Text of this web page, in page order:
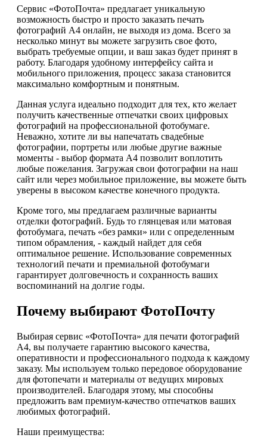
Сервис «ФотоПочта» предлагает уникальную
возможность быстро и просто заказать печать
фотографий А4 онлайн, не выходя из дома. Всего за
несколько минут вы можете загрузить свое фото,
выбрать требуемые опции, и ваш заказ будет принят в
работу. Благодаря удобному интерфейсу сайта и
мобильного приложения, процесс заказа становится
максимально комфортным и понятным.
Данная услуга идеально подходит для тех, кто желает
получить качественные отпечатки своих цифровых
фотографий на профессиональной фотобумаге.
Неважно, хотите ли вы напечатать свадебные
фотографии, портреты или любые другие важные
моменты - выбор формата А4 позволит воплотить
любые пожелания. Загружая свои фотографии на наш
сайт или через мобильное приложение, вы можете быть
уверены в высоком качестве конечного продукта.
Кроме того, мы предлагаем различные варианты
отделки фотографий. Будь то глянцевая или матовая
фотобумага, печать «без рамки» или с определенным
типом обрамления, - каждый найдет для себя
оптимальное решение. Использование современных
технологий печати и премиальной фотобумаги
гарантирует долговечность и сохранность ваших
воспоминаний на долгие годы.
Почему выбирают ФотоПочту
Выбирая сервис «ФотоПочта» для печати фотографий
А4, вы получаете гарантию высокого качества,
оперативности и профессионального подхода к каждому
заказу. Мы используем только передовое оборудование
для фотопечати и материалы от ведущих мировых
производителей. Благодаря этому, мы способны
предложить вам премиум-качество отпечатков ваших
любимых фотографий.
Наши преимущества: